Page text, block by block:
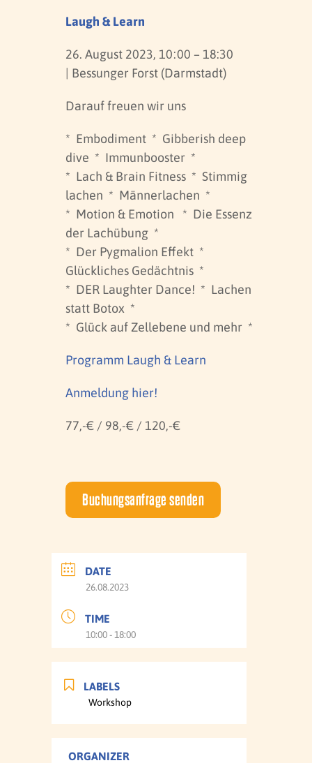
DATE
26.08.2023
TIME
10:00 - 18:00
LABELS
Workshop
ORGANIZER
Laugh & Learn
26. August 2023, 10:00 – 18:30
| Bessunger Forst (Darmstadt)
Darauf freuen wir uns
* Embodiment * Gibberish deep
dive * Immunbooster *
* Lach & Brain Fitness * Stimmig
lachen * Männerlachen *
* Motion & Emotion * Die Essenz
der Lachübung *
* Der Pygmalion Effekt *
Glückliches Gedächtnis *
* DER Laughter Dance! * Lachen
statt Botox *
* Glück auf Zellebene und mehr *
Programm Laugh & Learn
Anmeldung hier!
77,-€ / 98,-€ / 120,-€
Buchungsanfrage senden